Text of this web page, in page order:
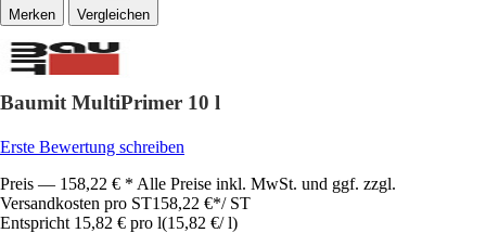
Vergleichen
Baumit MultiPrimer 10 l
Erste Bewertung schreiben
Preis — 158,22 € * Alle Preise inkl. MwSt. und ggf. zzgl.
Versandkosten pro ST158,22 €*/ ST
Entspricht 15,82 € pro l(15,82 €/ l)